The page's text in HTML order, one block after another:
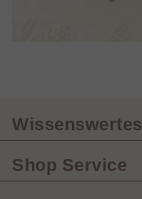
Wissenswertes
Shop Service